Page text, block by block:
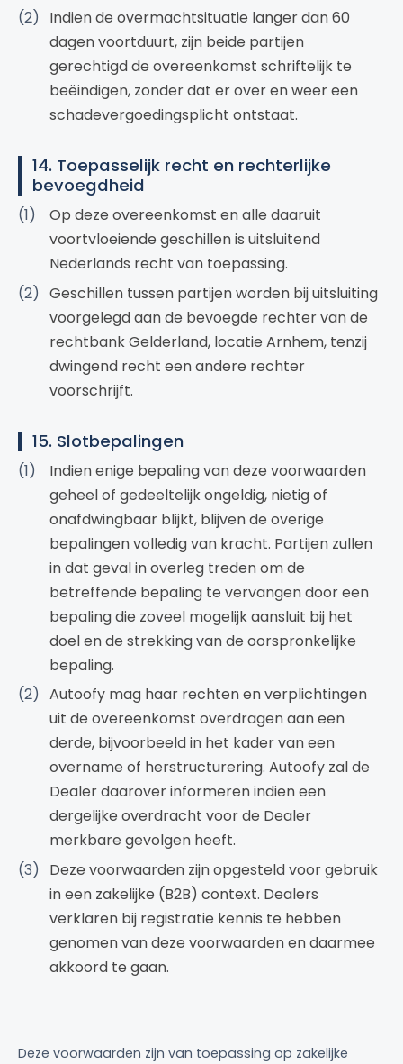
Indien de overmachtsituatie langer dan 60
dagen voortduurt, zijn beide partijen
gerechtigd de overeenkomst schriftelijk te
beëindigen, zonder dat er over en weer een
schadevergoedingsplicht ontstaat.
14. Toepasselijk recht en rechterlijke
bevoegdheid
Op deze overeenkomst en alle daaruit
voortvloeiende geschillen is uitsluitend
Nederlands recht van toepassing.
Geschillen tussen partijen worden bij uitsluiting
voorgelegd aan de bevoegde rechter van de
rechtbank Gelderland, locatie Arnhem, tenzij
dwingend recht een andere rechter
voorschrijft.
15. Slotbepalingen
Indien enige bepaling van deze voorwaarden
geheel of gedeeltelijk ongeldig, nietig of
onafdwingbaar blijkt, blijven de overige
bepalingen volledig van kracht. Partijen zullen
in dat geval in overleg treden om de
betreffende bepaling te vervangen door een
bepaling die zoveel mogelijk aansluit bij het
doel en de strekking van de oorspronkelijke
bepaling.
Autoofy mag haar rechten en verplichtingen
uit de overeenkomst overdragen aan een
derde, bijvoorbeeld in het kader van een
overname of herstructurering. Autoofy zal de
Dealer daarover informeren indien een
dergelijke overdracht voor de Dealer
merkbare gevolgen heeft.
Deze voorwaarden zijn opgesteld voor gebruik
in een zakelijke (B2B) context. Dealers
verklaren bij registratie kennis te hebben
genomen van deze voorwaarden en daarmee
akkoord te gaan.
Deze voorwaarden zijn van toepassing op zakelijke